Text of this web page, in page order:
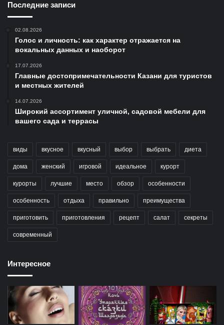
Последние записи
02.08.2026
Голос и личность: как характер отражается на
вокальных данных и наоборот
17.07.2026
Главные достопримечательности Казани для туристов
и местных жителей
14.07.2026
Широкий ассортимент уличной, садовой мебели для
вашего сада и террасы
виды вкусное вкусный выбор выбрать диета
дома женский игровой идеальное курорт
курорты лучшие место обзор особенности
особенность отдыха правильно преимущества
приготовить приготовления рецепт салат секреты
современный
Интересное